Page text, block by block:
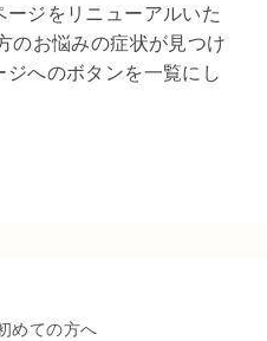
ジをリニューアルいた
のお悩みの症状が見つけ
へのボタンを一覧にし
めての方へ